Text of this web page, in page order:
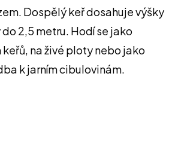
Dospělý keř dosahuje výšky
do 2,5 metru. Hodí se jako
na živé ploty nebo jako
k jarním cibulovinám.